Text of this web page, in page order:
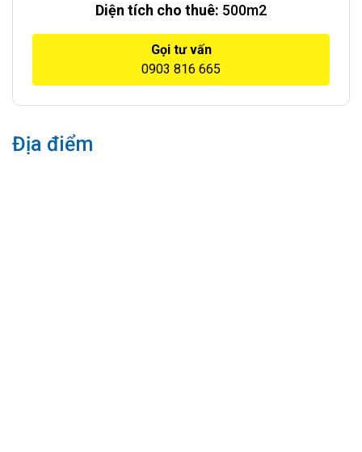
Diện tích cho thuê: 500m2
Gọi tư vấn
0903 816 665
Địa điểm